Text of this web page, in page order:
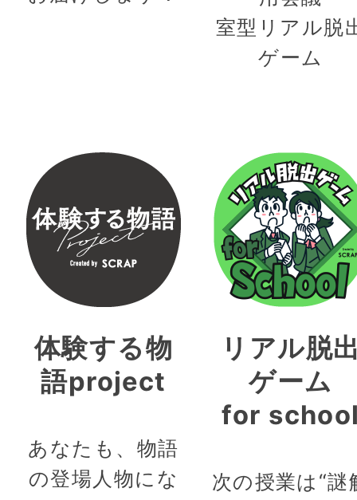
室型リアル脱
ゲーム
体験する物
語project
あなたも、物語
の登場人物にな
リアル脱
ゲーム
for
次の授業は“謎